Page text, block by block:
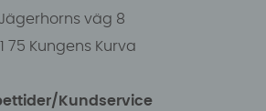
väg 8
75 Kungens Kurva
Kundservice